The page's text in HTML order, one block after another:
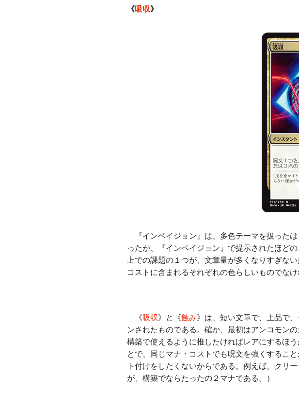
《吸収》
『インベイジョン』は、多色テーマを扱った
ったが、『インベイジョン』で提示されたほど
上での課題の１つが、文章量が多くなりすぎな
コストに含まれるそれぞれの色らしいものでな
《吸収》と《蝕み》は、短い文章で、上品で
ンされたものである。確か、最初はアンコモン
構築で使えるように推したければレアにするほ
とで、同じマナ・コストでも呪文を強くするこ
ト付けをしたくないからである。例えば、クリ
が、構築でならたったの２マナである。）